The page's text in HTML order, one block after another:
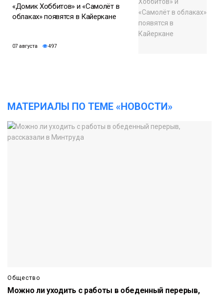
«Домик Хоббитов» и «Самолёт в
облаках» появятся в Кайеркане
07 августа 497
МАТЕРИАЛЫ ПО ТЕМЕ «НОВОСТИ»
Общество
Можно ли уходить с работы в обеденный перерыв,